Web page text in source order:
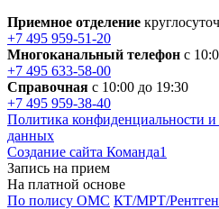
Приемное отделение
+7 495 959-51-20
Многоканальный телефон с
+7 495 633-58-00
Справочная с 10:00 до 19:30
+7 495 959-38-40
Политика конфиденциальности
данных
Создание сайта Команда1
Запись на прием
На платной основе
По полису ОМС КТ/МРТ/Рентген